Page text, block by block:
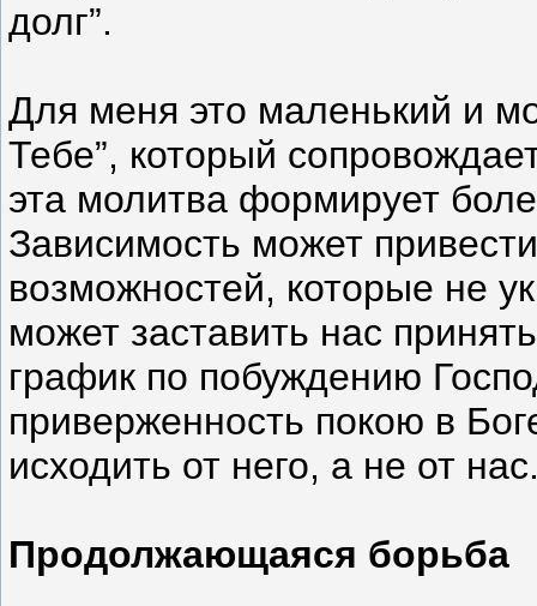
долг”.
Для меня это маленький и
Тебе”, который
эта молитва формирует
Зависимость может
возможностей, которые не
может заставить нас
график по побуждению
приверженность покою в
исходить от него, а не от
Продолжающаяся борьба